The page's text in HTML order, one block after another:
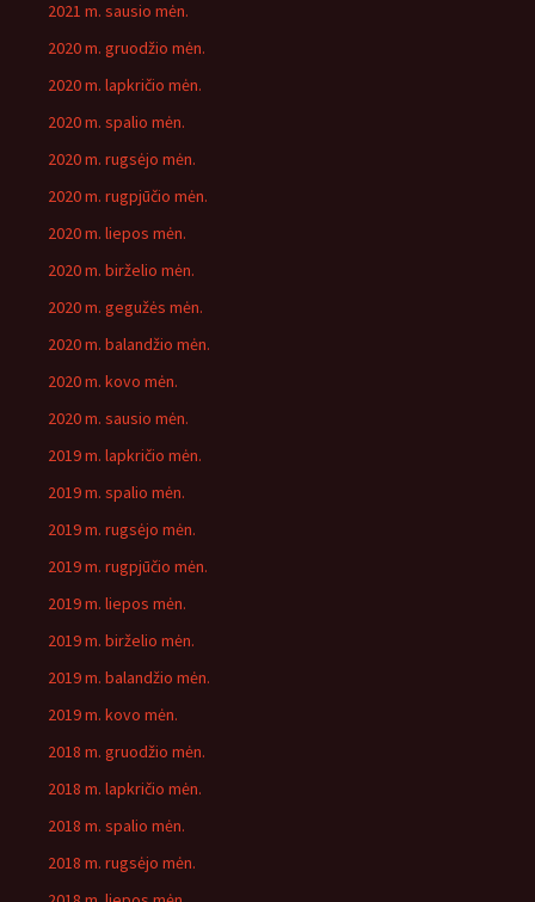
2021 m. sausio mėn.
2020 m. gruodžio mėn.
2020 m. lapkričio mėn.
2020 m. spalio mėn.
2020 m. rugsėjo mėn.
2020 m. rugpjūčio mėn.
2020 m. liepos mėn.
2020 m. birželio mėn.
2020 m. gegužės mėn.
2020 m. balandžio mėn.
2020 m. kovo mėn.
2020 m. sausio mėn.
2019 m. lapkričio mėn.
2019 m. spalio mėn.
2019 m. rugsėjo mėn.
2019 m. rugpjūčio mėn.
2019 m. liepos mėn.
2019 m. birželio mėn.
2019 m. balandžio mėn.
2019 m. kovo mėn.
2018 m. gruodžio mėn.
2018 m. lapkričio mėn.
2018 m. spalio mėn.
2018 m. rugsėjo mėn.